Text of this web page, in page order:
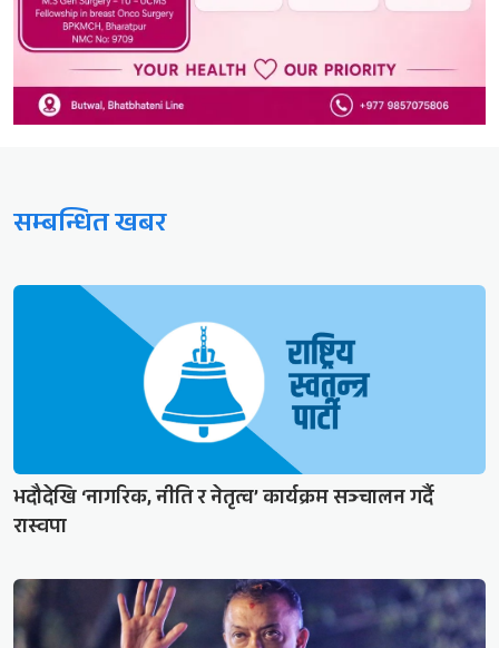
सम्बन्धित खबर
भदौदेखि ‘नागरिक, नीति र नेतृत्व’ कार्यक्रम सञ्चालन गर्दै
रास्वपा